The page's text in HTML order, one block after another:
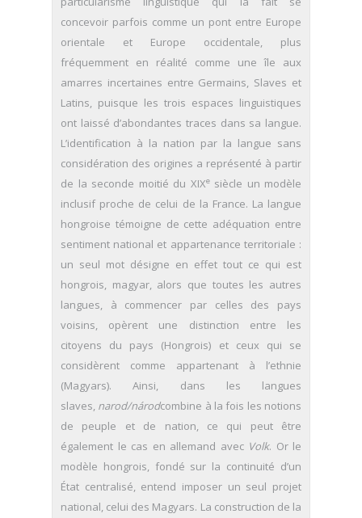
concevoir parfois comme un pont entre Europe
orientale et Europe occidentale, plus
fréquemment en réalité comme une île aux
amarres incertaines entre Germains, Slaves et
Latins, puisque les trois espaces linguistiques
ont laissé d’abondantes traces dans sa langue.
L’identification à la nation par la langue sans
considération des origines a représenté à partir
de la seconde moitié du XIXesiècle un modèle
inclusif proche de celui de la France. La langue
hongroise témoigne de cette adéquation entre
sentiment national et appartenance territoriale :
un seul mot désigne en effet tout ce qui est
hongrois, magyar, alors que toutes les autres
langues, à commencer par celles des pays
voisins, opèrent une distinction entre les
citoyens du pays (Hongrois) et ceux qui se
considèrent comme appartenant à l’ethnie
(Magyars). Ainsi, dans les langues
slaves, narod/národcombine à la fois les notions
de peuple et de nation, ce qui peut être
également le cas en allemand avec Volk. Or le
modèle hongrois, fondé sur la continuité d’un
État centralisé, entend imposer un seul projet
national, celui des Magyars. La construction de la